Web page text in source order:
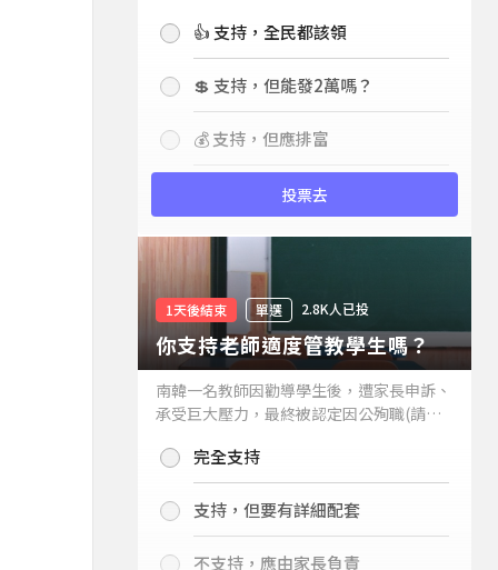
持嗎？👍 支持，全民都該領
💲 支持，但能發2萬嗎？
💰 支持，但應排富
投票去
1天後結束 單選 2.8K人已投
你支持老師適度管教學生嗎？
南韓一名教師因勸導學生後，遭家長申訴、
承受巨大壓力，最終被認定因公殉職(請見
你支持老師適度管教學生嗎？
完全支持
支持，但要有詳細配套
不支持，應由家長負責